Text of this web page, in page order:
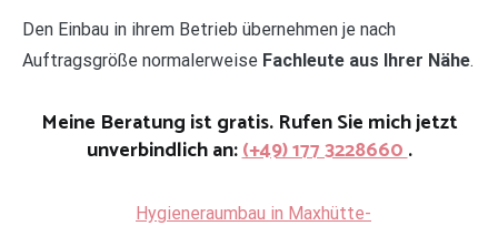
Den Einbau in ihrem Betrieb übernehmen je nach
Auftragsgröße normalerweise Fachleute aus Ihrer Nähe.
Meine Beratung ist gratis. Rufen Sie mich jetzt
unverbindlich an:(+49) 177 3228660.
Hygieneraumbau in Maxhütte-